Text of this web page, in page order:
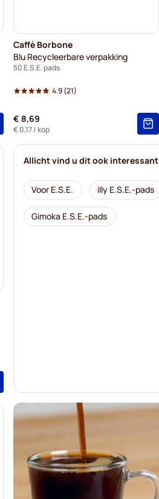
Caffè Borbone
Blu Recycleerbare verpakking
50 E.S.E. pads
4.9(21)
€ 8,69
€ 0,17/ kop
Allicht vind u dit ook interessant
Voor E.S.E. illy E.S.E.-pads
Gimoka E.S.E.-pads